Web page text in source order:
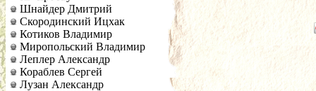
Шнайдер Дмитрий
Скородинский Ицхак
Котиков Владимир
Миропольский Владимир
Леплер Александр
Кораблев Сергей
Лузан Александр